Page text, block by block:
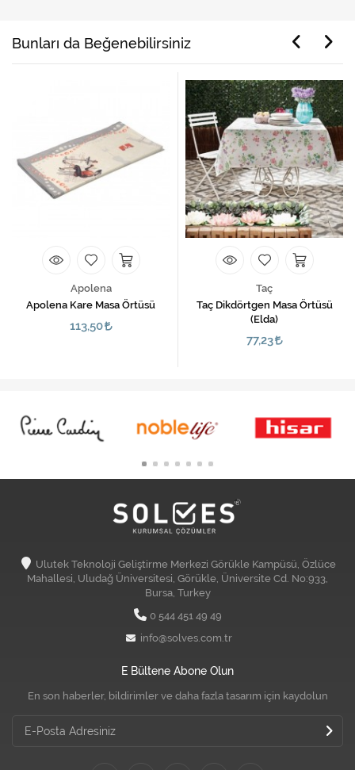
Bunları da Beğenebilirsiniz
Apolena
Apolena Kare Masa Örtüsü
113,50
Taç
Taç Dikdörtgen Masa Örtüsü
(Elda)
77,23
Ulutek Teknoloji Geliştirme Merkezi Görükle Kampüsü, Özlüce
Mahallesi, Uludağ Üniversitesi, Görükle, Üniversite Cd. No:933,
Bursa, Turkey
0 544 451 49 49
info@solves.com.tr
E Bültene Abone Olun
En son haberler, bildirimler ve daha fazla tasarım için kaydolun